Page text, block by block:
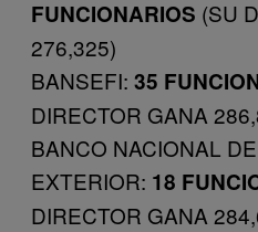
FUNCIONARIOS (SU
276,325)
BANSEFI: 35
DIRECTOR GANA
BANCO NACIONAL
EXTERIOR: 18
DIRECTOR GANA